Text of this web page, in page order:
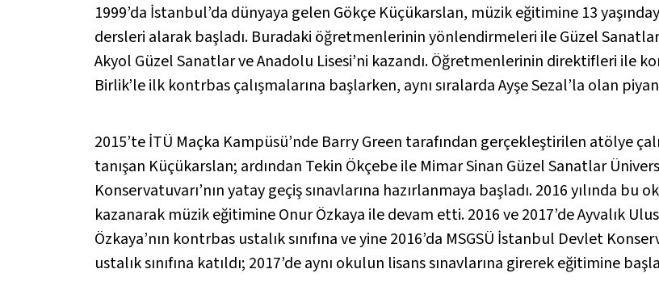
1999’da İstanbul’da dünyaya gelen Gökçe Küçükarslan, müzik eğitimine 13
dersleri alarak başladı. Buradaki öğretmenlerinin yönlendirmeleri ile Güzel Sanatlar
Akyol Güzel Sanatlar ve Anadolu Lisesi’ni kazandı. Öğretmenlerinin direktifleri ile
Birlik’le ilk kontrbas çalışmalarına başlarken, aynı sıralarda Ayşe Sezal’la olan
2015’te İTÜ Maçka Kampüsü’nde Barry Green tarafından gerçekleştirilen atölye
tanışan Küçükarslan; ardından Tekin Ökçebe ile Mimar Sinan Güzel Sanatlar
Konservatuvarı’nın yatay geçiş sınavlarına hazırlanmaya başladı. 2016 yılında
kazanarak müzik eğitimine Onur Özkaya ile devam etti. 2016 ve 2017’de Ayvalık
Özkaya’nın kontrbas ustalık sınıfına ve yine 2016’da MSGSÜ İstanbul Devlet
ustalık sınıfına katıldı; 2017’de aynı okulun lisans sınavlarına girerek eğitimine